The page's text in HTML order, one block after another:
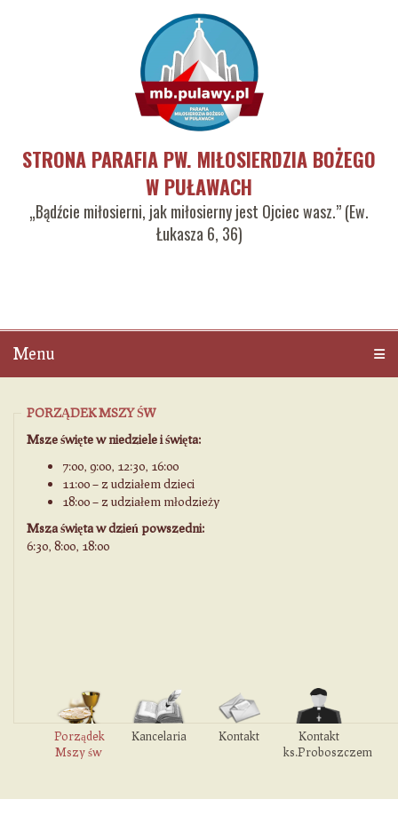
STRONA PARAFIA PW. MIŁOSIERDZIA BOŻEGO
W PUŁAWACH
„Bądźcie miłosierni, jak miłosierny jest Ojciec wasz.” (Ew.
Łukasza 6, 36)
Menu
PORZĄDEK MSZY ŚW
Msze święte w niedziele i święta:
7:00, 9:00, 12:30, 16:00
11:00 – z udziałem dzieci
18:00 – z udziałem młodzieży
Msza święta w dzień powszedni:
6:30, 8:00, 18:00
Porządek
Mszy św
Kancelaria Kontakt
Kontakt
ks.Proboszczem